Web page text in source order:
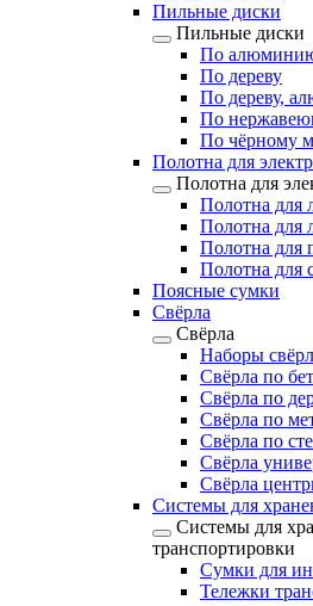
Пильные диски
Пильные диски
По
По дереву
По дереву,
По
По чёрному
Полотна для
Полотна для
Полотна для
Полотна для
Полотна для
Полотна для
Поясные сумки
Свёрла
Свёрла
Наборы свёрл
Свёрла по
Свёрла по
Свёрла по
Свёрла по
Свёрла
Свёрла
Системы для
Системы для
транспортировки
Сумки для
Тележки